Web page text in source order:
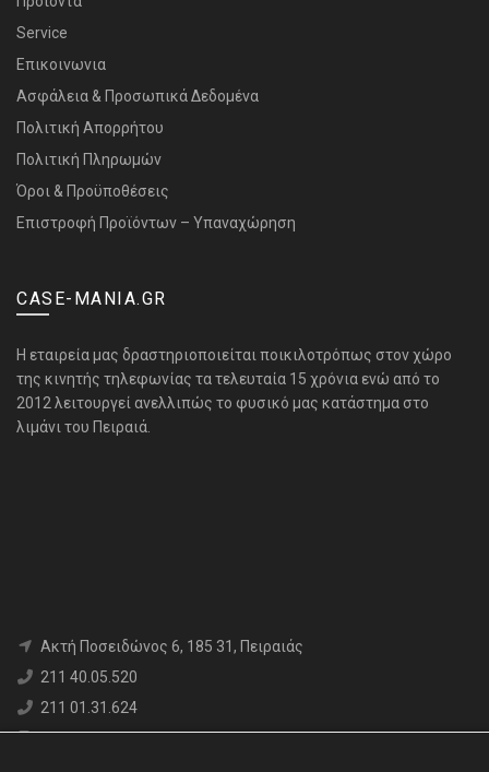
Service
Επικοινωνια
Ασφάλεια & Προσωπικά Δεδομένα
Πολιτική Απορρήτου
Πολιτική Πληρωμών
Όροι & Προϋποθέσεις
Επιστροφή Προϊόντων – Υπαναχώρηση
CASE-MANIA.GR
H εταιρεία μας δραστηριοποιείται ποικιλοτρόπως στον χώρο
της κινητής τηλεφωνίας τα τελευταία 15 χρόνια ενώ από το
2012 λειτουργεί ανελλιπώς το φυσικό μας κατάστημα στο
λιμάνι του Πειραιά.
Aκτή Ποσειδώνος 6, 185 31, Πειραιάς
211 40.05.520
211 01.31.624
6980 71.17.12